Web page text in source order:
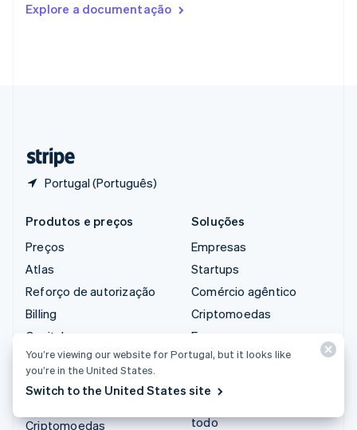
Explore a documentação
Portugal (Português)
English
Produtos e preços
Preços
Atlas
Reforço de autorização
Billing
Capital
Checkout
Climate
Criptomoedas
Soluções
Empresas
Startups
Comércio agêntico
Criptomoedas
E-commerce
Finanças integradas
todo
You’re viewing our website for Portugal, but it looks like
you’re in the United States.
Switch to the United States site